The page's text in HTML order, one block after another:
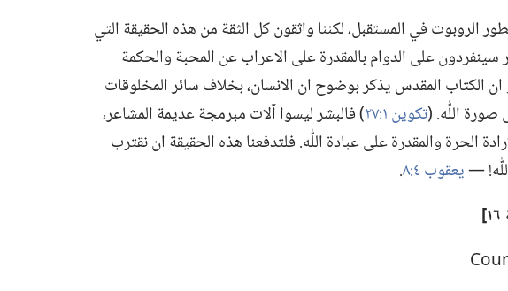
الروبوت في المستقبل،‏ لكننا واثقون كل الثقة من هذه الحقيقة التي
على الدوام بالمقدرة على الاعراب عن المحبة والحكمة
الكتاب المقدس يذكر بوضوح ان الانسان،‏ بخلاف سائر المخلوقات
اللّٰه.‏ (‏تكوين ١:‏٢٧
‏)‏ فالبشر ليسوا آلات مبرمجة عديمة المشاعر،‏
الحرة والمقدرة على عبادة اللّٰه.‏ فلتدفعنا هذه الحقيقة ان نقترب
—‏يعقوب ٤:‏٨
‏.‏